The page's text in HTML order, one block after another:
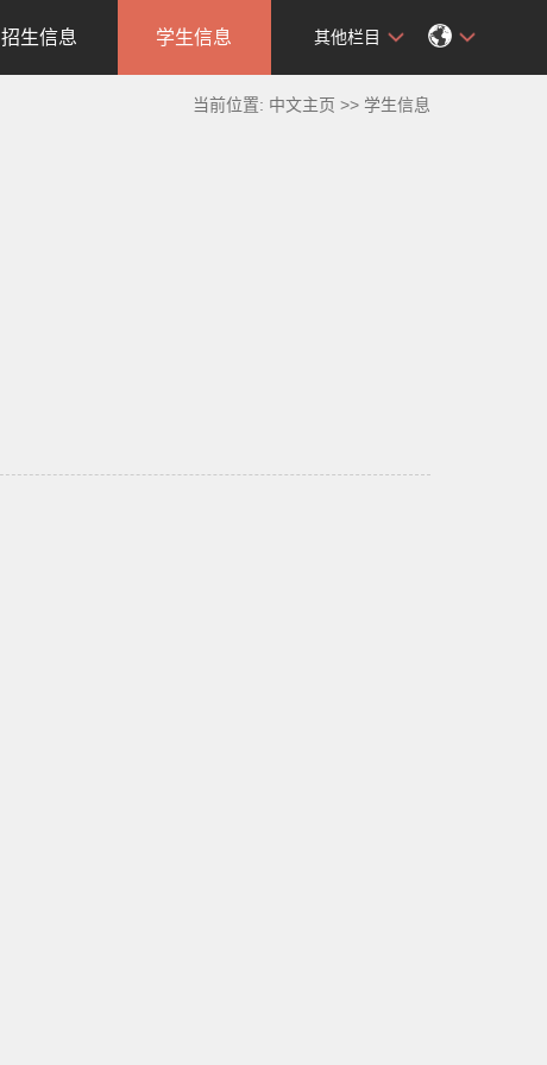
招生信息 学生信息 其他栏目
当前位置: 中文主页 >> 学生信息